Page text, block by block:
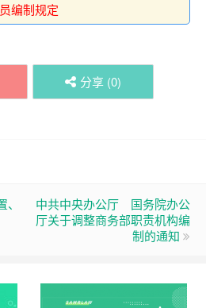
员编制规定
分享 (0)
中共中央办公厅 国务院办公
厅关于调整商务部职责机构编
制的通知